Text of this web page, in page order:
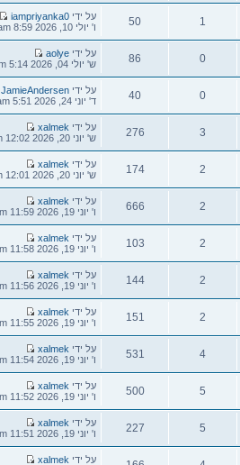
תגובות
צפיות
1
תגובות
50
צפיות
הודעה
אחרונה
על ידיiampriyanka0
ו' יולי 10, 2026 8:59 am
0
תגובות
86
צפיות
הודעה
אחרונה
על ידיaolye
ש' יולי 04, 2026 5:14 am
0
תגובות
40
צפיות
הודעה
אחרונה
על ידיJamieAndersen
ד' יוני 24, 2026 5:51 am
3
תגובות
276
צפיות
הודעה
אחרונה
על ידי xalmek
ש' יוני 20, 2026 12:02 am
2
תגובות
174
צפיות
הודעה
אחרונה
על ידי xalmek
ש' יוני 20, 2026 12:01 am
2
תגובות
666
צפיות
הודעה
אחרונה
על ידי xalmek
ו' יוני 19, 2026 11:59 pm
2
תגובות
103
צפיות
הודעה
אחרונה
על ידי xalmek
ו' יוני 19, 2026 11:58 pm
2
תגובות
144
צפיות
הודעה
אחרונה
על ידי xalmek
ו' יוני 19, 2026 11:56 pm
2
תגובות
151
צפיות
הודעה
אחרונה
על ידי xalmek
ו' יוני 19, 2026 11:55 pm
4
תגובות
531
צפיות
הודעה
אחרונה
על ידי xalmek
ו' יוני 19, 2026 11:54 pm
5
תגובות
500
צפיות
הודעה
אחרונה
על ידי xalmek
ו' יוני 19, 2026 11:52 pm
5
תגובות
227
צפיות
הודעה
אחרונה
על ידי xalmek
ו' יוני 19, 2026 11:51 pm
הודעה
על ידי xalmek